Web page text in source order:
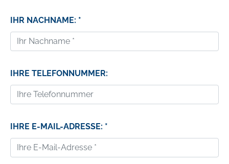
IHR NACHNAME: *
IHRE TELEFONNUMMER:
IHRE E-MAIL-ADRESSE: *